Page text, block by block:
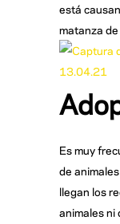
está
matanza
Es muy
de
llegan los
animales ni